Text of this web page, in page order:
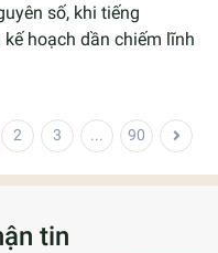
số, khi tiếng
hoạch dần chiếm lĩnh
2 3 ... 90
tin